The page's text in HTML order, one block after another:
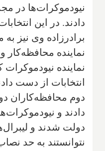
دادند. در این
نماینده
انتخابات از دست
دوم محافظه‌کاران
دادند و
دولت شدند و